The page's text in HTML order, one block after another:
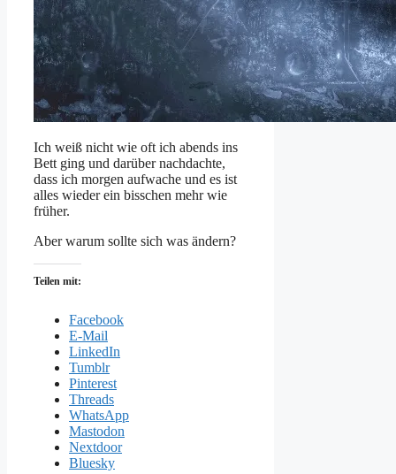
Ich weiß nicht wie oft ich abends ins
Bett ging und darüber nachdachte,
dass ich morgen aufwache und es ist
alles wieder ein bisschen mehr wie
früher.
Aber warum sollte sich was ändern?
Teilen mit:
Facebook
E-Mail
LinkedIn
Tumblr
Pinterest
Threads
WhatsApp
Mastodon
Nextdoor
Bluesky